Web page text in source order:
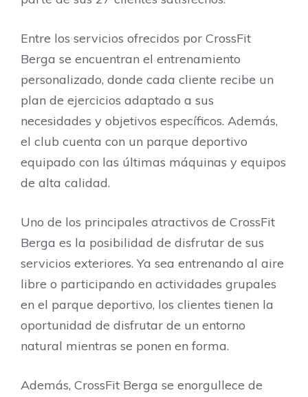
Entre los servicios ofrecidos por CrossFit
Berga se encuentran el entrenamiento
personalizado, donde cada cliente recibe un
plan de ejercicios adaptado a sus
necesidades y objetivos específicos. Además,
el club cuenta con un parque deportivo
equipado con las últimas máquinas y equipos
de alta calidad.
Uno de los principales atractivos de CrossFit
Berga es la posibilidad de disfrutar de sus
servicios exteriores. Ya sea entrenando al aire
libre o participando en actividades grupales
en el parque deportivo, los clientes tienen la
oportunidad de disfrutar de un entorno
natural mientras se ponen en forma.
Además, CrossFit Berga se enorgullece de